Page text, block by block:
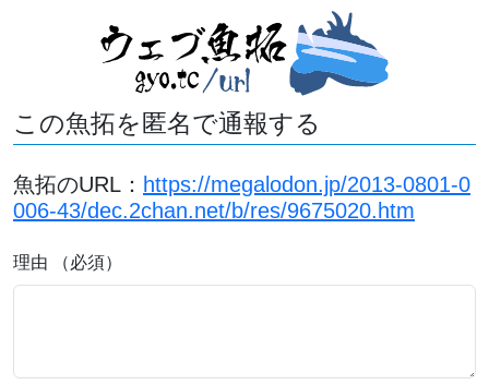
この魚拓を匿名で通報する
魚拓のURL： https://megalodon.jp/2013-0801-0
006-43/dec.2chan.net/b/res/9675020.htm
理由 （必須）